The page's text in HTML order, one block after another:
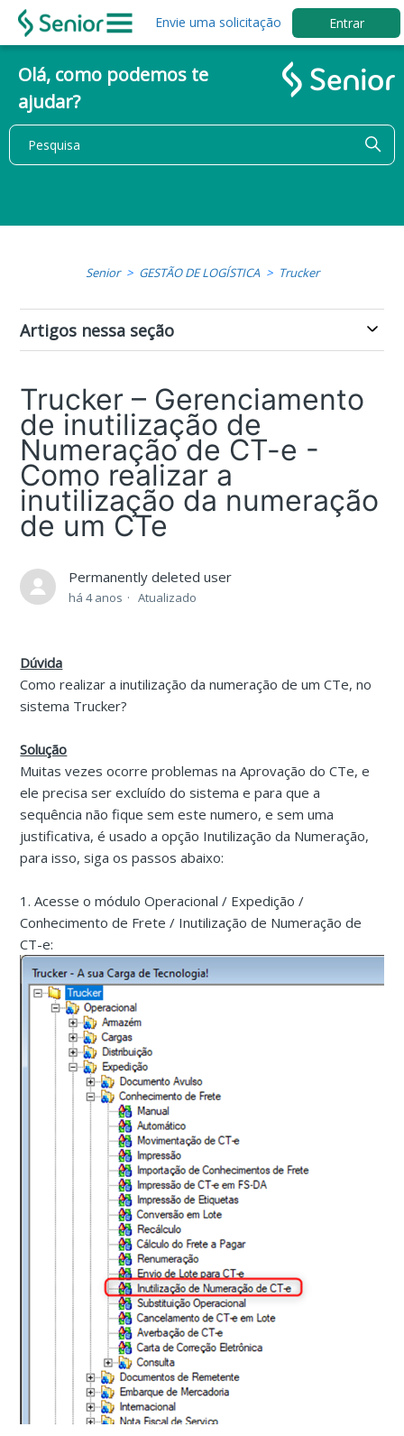
Envie uma solicitação Entrar
Olá, como podemos te
ajudar?
Senior GESTÃO DE LOGÍSTICA Trucker
Artigos nessa seção
Trucker – Gerenciamento
de inutilização de
Numeração de CT-e -
Como realizar a
inutilização da numeração
de um CTe
Permanently deleted user
há 4 anos Atualizado
Dúvida
Como realizar a inutilização da numeração de um CTe, no
sistema Trucker?
Solução
Muitas vezes ocorre problemas na Aprovação do CTe, e
ele precisa ser excluído do sistema e para que a
sequência não fique sem este numero, e sem uma
justificativa, é usado a opção Inutilização da Numeração,
para isso, siga os passos abaixo:
1. Acesse o módulo Operacional / Expedição /
Conhecimento de Frete / Inutilização de Numeração de
CT-e: